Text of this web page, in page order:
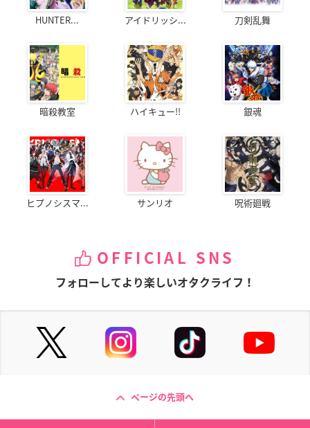
HUNTER... アイドリッシ... 刀剣乱舞
暗殺教室 ハイキュー!! 銀魂
ヒプノシスマ... サンリオ 呪術廻戦
OFFICIAL SNS
フォローしてより楽しいオタクライフ！
ページの先頭へ